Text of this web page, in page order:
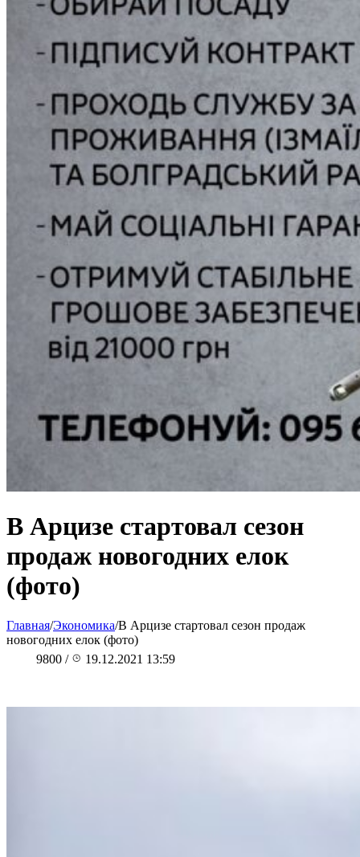
В Арцизе стартовал сезон
продаж новогодних елок
(фото)
Главная/Экономика/В Арцизе стартовал сезон продаж
новогодних елок (фото)
9800 / 19.12.2021 13:59